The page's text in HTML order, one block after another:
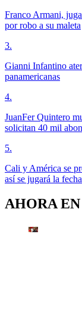
Franco Armani,
por robo a su maleta
3.
Gianni Infantino
panamericanas
4.
JuanFer Quintero
solicitan 40 mil
5.
Cali y América se
así se jugará la
AHORA EN